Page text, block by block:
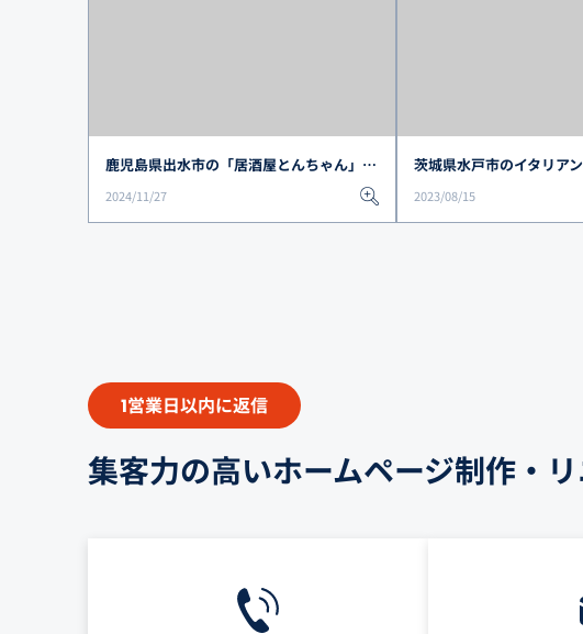
鹿児島県出水市の「居酒屋とんちゃん」様、ホームページ作成で反響＆集客効果を上げたお客様の声を紹介
2024/11/27 2023/08/15
1営業日以内に返信
集客力の高いホームページ制作・